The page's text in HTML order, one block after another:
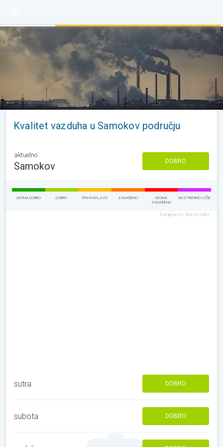
Kvalitet vazduha u Samokov području
aktuelno
Samokov DOBRO
VEOMA DOBRO DOBRO PRIHVATLJIVO ZAGAĐENO
VEOMA
ZAGAĐENO
EKSTREMNO LOŠE
European Air Quality Index
sutra DOBRO
subota DOBRO